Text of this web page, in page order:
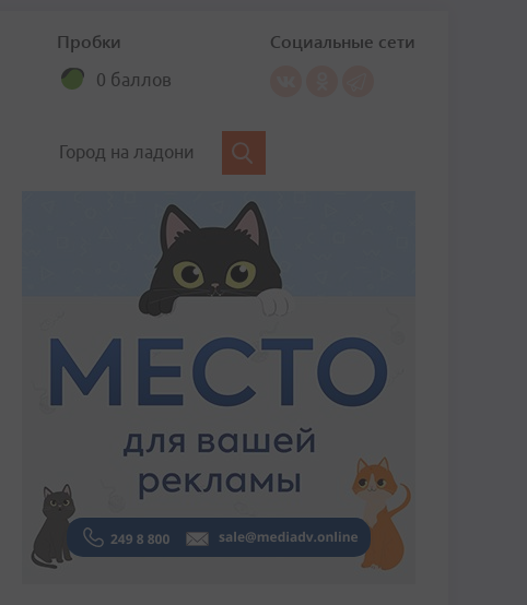
Пробки
0 баллов
Социальные сети
Город на ладони